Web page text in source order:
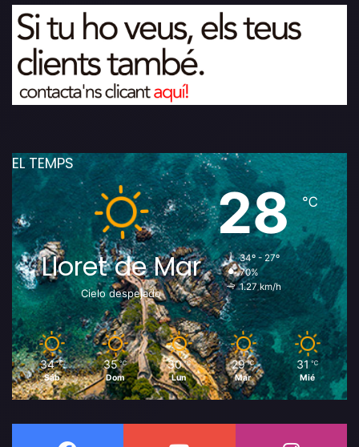
EL TEMPS
Lloret de Mar
Cielo despejado
28℃
34º - 27º
70%
1.27 km/h
34 ℃
Sáb
35 ℃
Dom
30 ℃
Lun
29 ℃
Mar
31 ℃
Mié